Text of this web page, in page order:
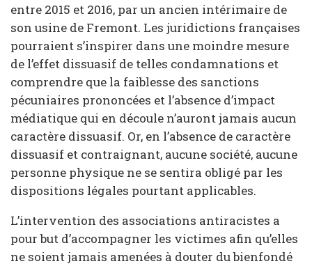
entre 2015 et 2016, par un ancien intérimaire de
son usine de Fremont. Les juridictions françaises
pourraient s’inspirer dans une moindre mesure
de l’effet dissuasif de telles condamnations et
comprendre que la faiblesse des sanctions
pécuniaires prononcées et l’absence d’impact
médiatique qui en découle n’auront jamais aucun
caractère dissuasif. Or, en l’absence de caractère
dissuasif et contraignant, aucune société, aucune
personne physique ne se sentira obligé par les
dispositions légales pourtant applicables.
L’intervention des associations antiracistes a
pour but d’accompagner les victimes afin qu’elles
ne soient jamais amenées à douter du bienfondé